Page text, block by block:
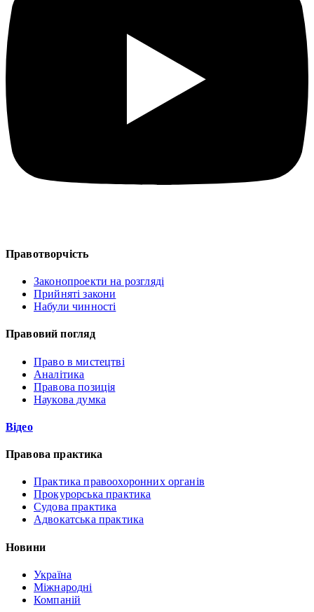
Правотворчість
Законопроекти на розгляді
Прийняті закони
Набули чинності
Правовий погляд
Право в мистецтві
Аналітика
Правова позиція
Наукова думка
Відео
Правова практика
Практика правоохоронних органів
Прокурорська практика
Судова практика
Адвокатська практика
Новини
Україна
Міжнародні
Компаній